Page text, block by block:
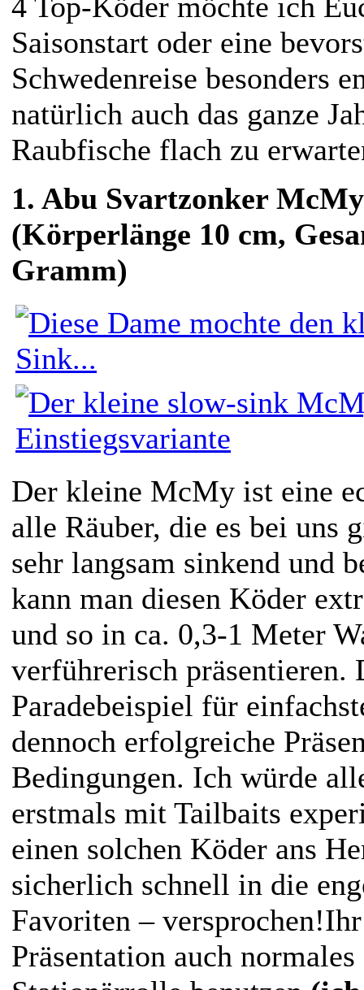
Saisonstart oder eine
Schwedenreise besonders
natürlich auch das ganze
Raubfische flach zu
1. Abu Svartzonker
(Körperlänge 10 cm,
Gramm)
Der kleine McMy ist eine
alle Räuber, die es bei uns
sehr langsam sinkend und
kann man diesen Köder
und so in ca. 0,3-1 Meter
verführerisch präsentieren.
Paradebeispiel für
dennoch erfolgreiche
Bedingungen. Ich würde
erstmals mit Tailbaits
einen solchen Köder ans
sicherlich schnell in die
Favoriten –
Präsentation auch